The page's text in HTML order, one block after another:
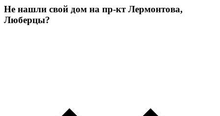
Не нашли свой дом на пр-кт Лермонтова,
Люберцы?